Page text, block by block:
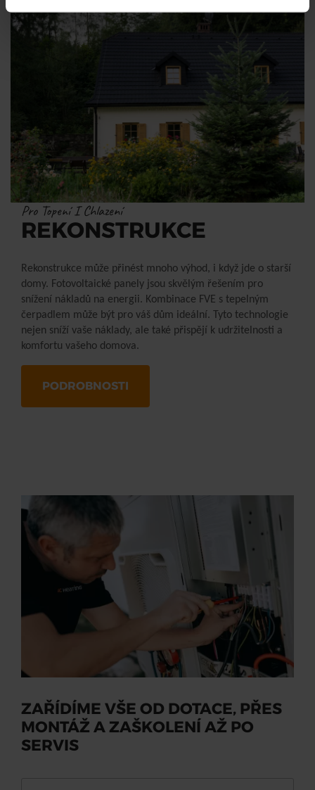
Pro Topení I Chlazení
REKONSTRUKCE
Rekonstrukce může přinést mnoho výhod, i když jde o starší
domy. Fotovoltaické panely jsou skvělým řešením pro
snížení nákladů na energii. Kombinace FVE s tepelným
čerpadlem může být pro váš dům ideální. Tyto technologie
nejen sníží vaše náklady, ale také přispějí k udržitelnosti a
komfortu vašeho domova.
PODROBNOSTI
ZAŘÍDÍME VŠE OD DOTACE, PŘES
MONTÁŽ A ZAŠKOLENÍ AŽ PO
SERVIS